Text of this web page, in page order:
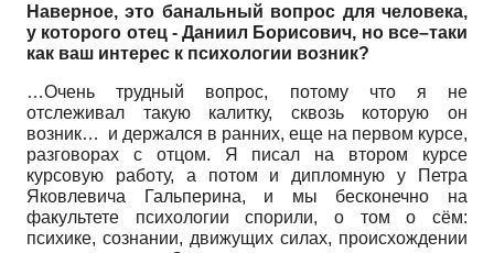
Наверное, это банальный вопрос для человека,
у которого отец -Даниил Борисович, но все–таки
как ваш интерес к психологии возник?
…Очень трудный вопрос, потому что я не
отслеживал такую калитку, сквозь которую он
возник… и держался в ранних, еще на первом курсе,
разговорах с отцом. Я писал на втором курсе
курсовую работу, а потом и дипломную у Петра
Яковлевича Гальперина, и мы бесконечно на
факультете психологии спорили, о том о сём:
психике, сознании, движущих силах, происхождении